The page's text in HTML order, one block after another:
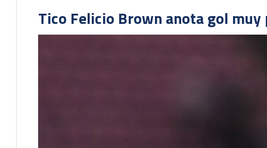
Tico Felicio Brown anota gol muy